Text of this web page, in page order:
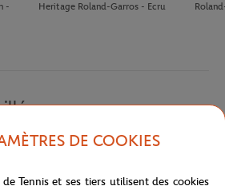
-
Heritage Roland-Garros - Ecru
DE COOKIES
de Tennis et ses tiers utilisent des cookies